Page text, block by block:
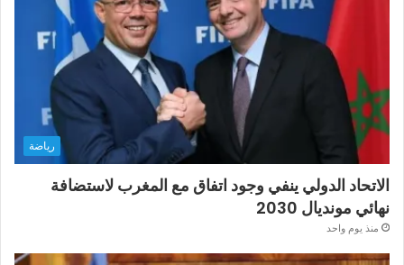
رياضة
الاتحاد الدولي ينفي وجود اتفاق مع المغرب لاستضافة
نهائي مونديال 2030
منذ يوم واحد